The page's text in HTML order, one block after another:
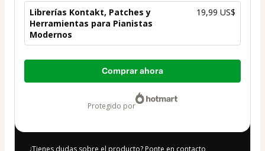
Librerías Kontakt, Patches y
Herramientas para Pianistas
Modernos
19,99 US$
Total
Comprar ahora
protegido por